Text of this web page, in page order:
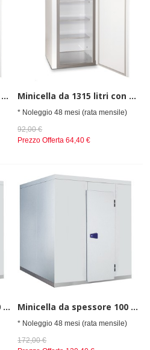
Minicella da 1315 litri con gruppo a soffito, -18°/-20°C Minicella da 1315 litri con gruppo a soffito, 0°/+8°C
* Noleggio 48 mesi (rata mensile)
92,00 €
Prezzo Offerta 64,40 €
Minicella da spessore 100 mm, h=2480 mm, 1700x2460 mm. Minicella da spessore 100 mm, h=2480 mm, 2080x3220 mm.
* Noleggio 48 mesi (rata mensile)
172,00 €